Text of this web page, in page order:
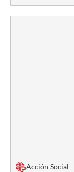
Acción Social